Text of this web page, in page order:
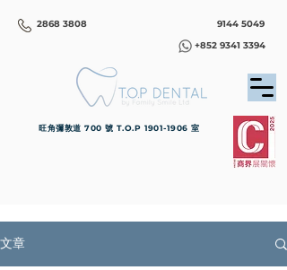
2868 3808
9144 5049
+852 9341 3394
旺角彌敦道 700 號 T.O.P 1901-1906 室
文章